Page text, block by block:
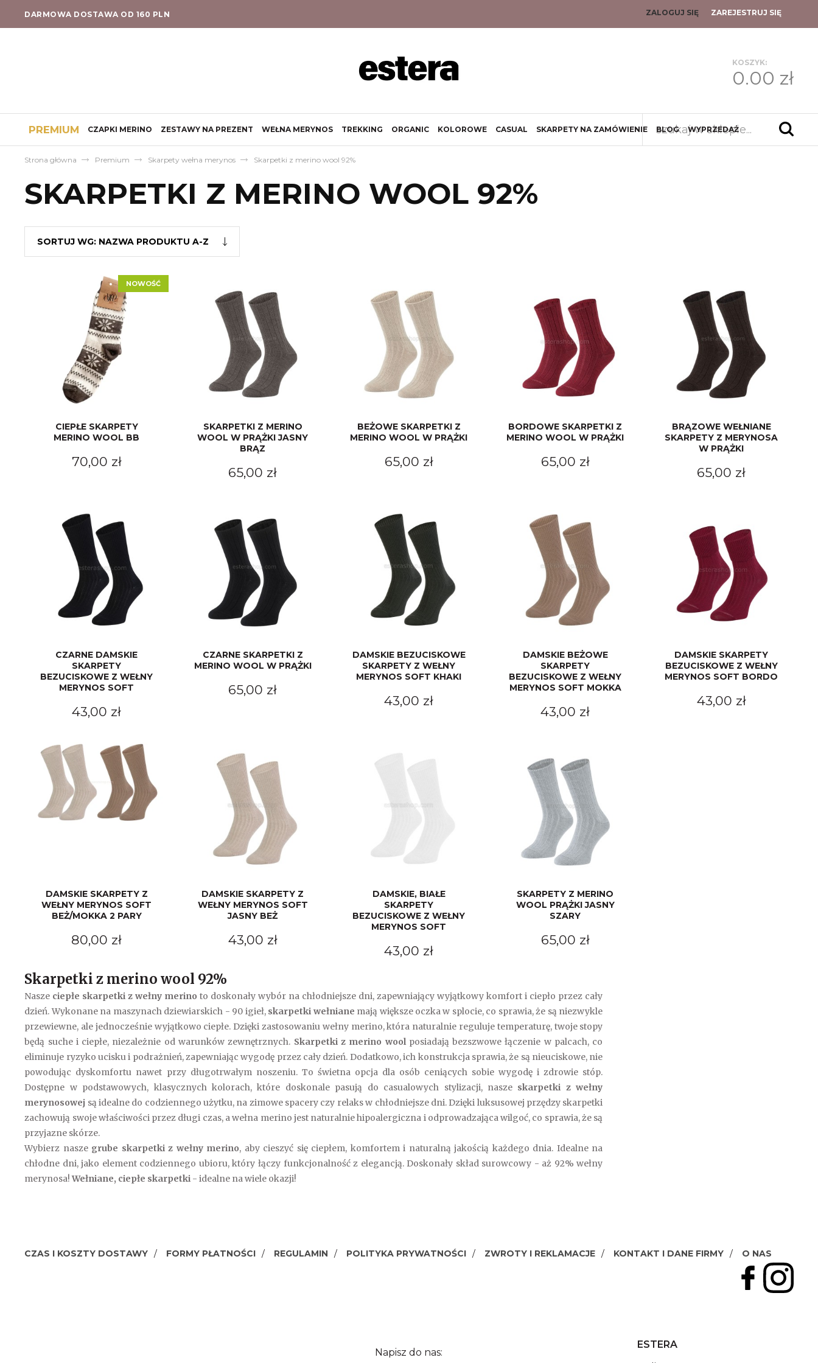
DARMOWA DOSTAWA OD 160 PLN ZALOGUJ SIĘ ZAREJESTRUJ SIĘ
KOSZYK:
0.00 zł
PREMIUM CZAPKI MERINO ZESTAWY NA PREZENT WEŁNA MERYNOS TREKKING ORGANIC KOLOROWE CASUAL SKARPETY NA ZAMÓWIENIE BLOG WYPRZEDAŻ
Strona główna Premium Skarpety wełna merynos Skarpetki z merino wool 92%
SKARPETKI Z MERINO WOOL 92%
SORTUJ WG: NAZWA PRODUKTU A-Z
NOWOŚĆ
CIEPŁE SKARPETY
MERINO WOOL BB
70,00 zł
SKARPETKI Z MERINO
WOOL W PRĄŻKI JASNY
BRĄZ
65,00 zł
BEŻOWE SKARPETKI Z
MERINO WOOL W PRĄŻKI
65,00 zł
BORDOWE SKARPETKI Z
MERINO WOOL W PRĄŻKI
65,00 zł
BRĄZOWE WEŁNIANE
SKARPETY Z MERYNOSA
W PRĄŻKI
65,00 zł
CZARNE DAMSKIE
SKARPETY
BEZUCISKOWE Z WEŁNY
MERYNOS SOFT
43,00 zł
CZARNE SKARPETKI Z
MERINO WOOL W PRĄŻKI
65,00 zł
DAMSKIE BEZUCISKOWE
SKARPETY Z WEŁNY
MERYNOS SOFT KHAKI
43,00 zł
DAMSKIE BEŻOWE
SKARPETY
BEZUCISKOWE Z WEŁNY
MERYNOS SOFT MOKKA
43,00 zł
DAMSKIE SKARPETY
BEZUCISKOWE Z WEŁNY
MERYNOS SOFT BORDO
43,00 zł
DAMSKIE SKARPETY Z
WEŁNY MERYNOS SOFT
BEŻ/MOKKA 2 PARY
80,00 zł
DAMSKIE SKARPETY Z
WEŁNY MERYNOS SOFT
JASNY BEŻ
43,00 zł
DAMSKIE, BIAŁE
SKARPETY
BEZUCISKOWE Z WEŁNY
MERYNOS SOFT
43,00 zł
SKARPETY Z MERINO
WOOL PRĄŻKI JASNY
SZARY
65,00 zł
Skarpetki z merino wool 92%
Nasze ciepłe skarpetki z wełny merino to doskonały wybór na chłodniejsze dni, zapewniający wyjątkowy komfort i ciepło przez cały
dzień. Wykonane na maszynach dziewiarskich - 90 igieł, skarpetki wełniane mają większe oczka w splocie, co sprawia, że są niezwykle
przewiewne, ale jednocześnie wyjątkowo ciepłe. Dzięki zastosowaniu wełny merino, która naturalnie reguluje temperaturę, twoje stopy
będą suche i ciepłe, niezależnie od warunków zewnętrznych. Skarpetki z merino woolposiadają bezszwowe łączenie w palcach, co
eliminuje ryzyko ucisku i podrażnień, zapewniając wygodę przez cały dzień. Dodatkowo, ich konstrukcja sprawia, że są nieuciskowe, nie
powodując dyskomfortu nawet przy długotrwałym noszeniu. To świetna opcja dla osób ceniących sobie wygodę i zdrowie stóp.
Dostępne w podstawowych, klasycznych kolorach, które doskonale pasują do casualowych stylizacji, nasze skarpetki z wełny
merynosowej są idealne do codziennego użytku, na zimowe spacery czy relaks w chłodniejsze dni. Dzięki luksusowej przędzy skarpetki
zachowują swoje właściwości przez długi czas, a wełna merino jest naturalnie hipoalergiczna i odprowadzająca wilgoć, co sprawia, że są
przyjazne skórze.
Wybierz nasze grube skarpetki z wełny merino, aby cieszyć się ciepłem, komfortem i naturalną jakością każdego dnia. Idealne na
chłodne dni, jako element codziennego ubioru, który łączy funkcjonalność z elegancją. Doskonały skład surowcowy - aż 92% wełny
merynosa!Wełniane, ciepłe skarpetki - idealne na wiele okazji!
CZAS I KOSZTY DOSTAWY FORMY PŁATNOŚCI REGULAMIN POLITYKA PRYWATNOŚCI ZWROTY I REKLAMACJE KONTAKT I DANE FIRMY O NAS
Napisz do nas:
ESTERA